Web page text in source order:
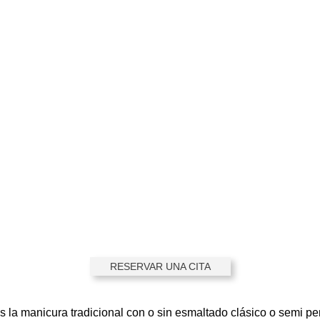
RESERVAR UNA CITA
la manicura tradicional con o sin esmaltado clásico o semi